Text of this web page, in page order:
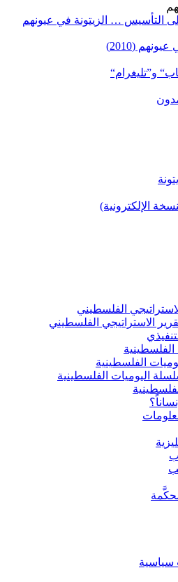
على التأسيس … الزيتونة في عيونهم
(2010)
و”تليغرام“
الإلكترونية)
الفلسطيني
الاستراتيجي الفلسطيني
الفلسطينية
اليوميات الفلسطينية
سياسية